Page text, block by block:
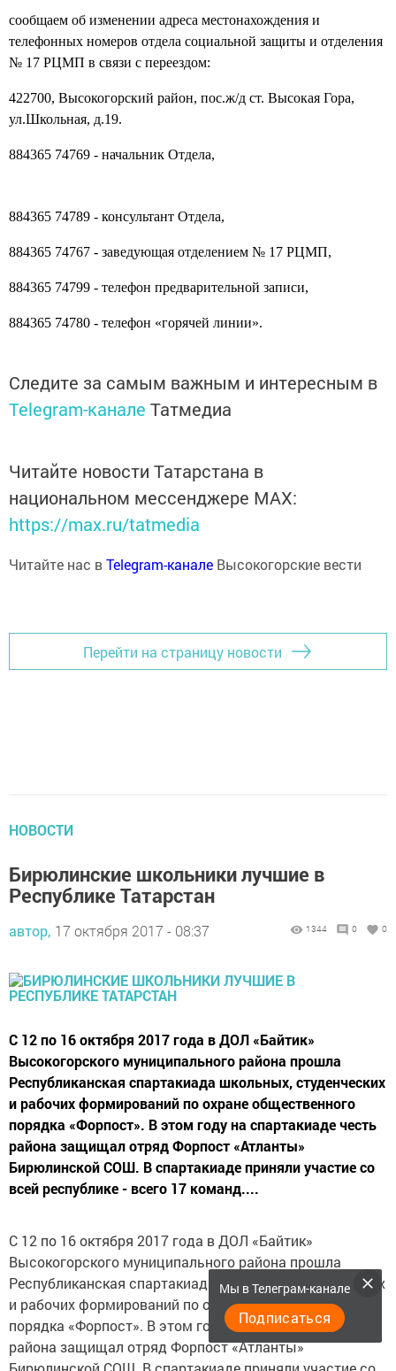
сообщаем об изменении адреса местонахождения и
телефонных номеров отдела социальной защиты и отделения
№ 17 РЦМП в связи с переездом:
422700, Высокогорский район, пос.ж/д ст. Высокая Гора,
ул.Школьная, д.19.
884365 74769 - начальник Отдела,
884365 74789 - консультант Отдела,
884365 74767 - заведующая отделением № 17 РЦМП,
884365 74799 - телефон предварительной записи,
884365 74780 - телефон «горячей линии».
Следите за самым важным и интересным в
Telegram-канале Татмедиа
Читайте новости Татарстана в
национальном мессенджере MАХ:
https://max.ru/tatmedia
Читайте нас вTelegram-канале Высокогорские вести
Перейти на страницу новости
НОВОСТИ
Бирюлинские школьники лучшие в
Республике Татарстан
автор, 17 октября 2017 - 08:37 1344 0 0
С 12 по 16 октября 2017 года в ДОЛ «Байтик»
Высокогорского муниципального района прошла
Республиканская спартакиада школьных, студенческих
и рабочих формирований по охране общественного
порядка «Форпост». В этом году на спартакиаде честь
района защищал отряд Форпост «Атланты»
Бирюлинской СОШ. В спартакиаде приняли участие со
всей республике - всего 17 команд....
С 12 по 16 октября 2017 года в ДОЛ «Байтик»
Высокогорского муниципального района прошла
Республиканская спартакиада школьных, студенческих
и рабочих формирований по охране общественного
порядка «Форпост». В этом году на спартакиаде честь
района защищал отряд Форпост «Атланты»
Мы в Телеграм-канале
Подписаться